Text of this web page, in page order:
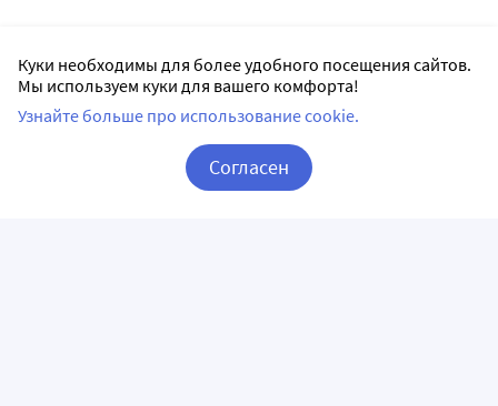
Куки необходимы для более удобного посещения сайтов.
Мы используем куки для вашего комфорта!
Узнайте больше про использование cookie.
Согласен